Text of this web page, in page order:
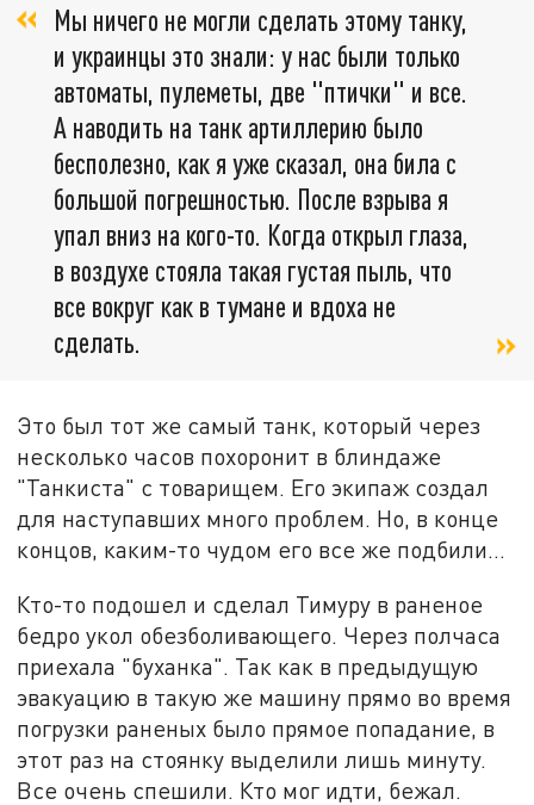
Мы ничего не могли сделать этому танку,
и украинцы это знали: у нас были только
автоматы, пулеметы, две "птички" и все.
А наводить на танк артиллерию было
бесполезно, как я уже сказал, она била с
большой погрешностью. После взрыва я
упал вниз на кого-то. Когда открыл глаза,
в воздухе стояла такая густая пыль, что
все вокруг как в тумане и вдоха не
сделать.
Это был тот же самый танк, который через
несколько часов похоронит в блиндаже
"Танкиста" с товарищем. Его экипаж создал
для наступавших много проблем. Но, в конце
концов, каким-то чудом его все же подбили…
Кто-то подошел и сделал Тимуру в раненое
бедро укол обезболивающего. Через полчаса
приехала "буханка". Так как в предыдущую
эвакуацию в такую же машину прямо во время
погрузки раненых было прямое попадание, в
этот раз на стоянку выделили лишь минуту.
Все очень спешили. Кто мог идти, бежал.